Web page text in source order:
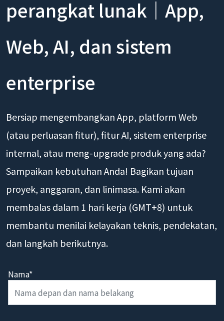
perangkat lunak｜App,
Web, AI, dan sistem
enterprise
Bersiap mengembangkan App, platform Web
(atau perluasan fitur), fitur AI, sistem enterprise
internal, atau meng-upgrade produk yang ada?
Sampaikan kebutuhan Anda! Bagikan tujuan
proyek, anggaran, dan linimasa. Kami akan
membalas dalam 1 hari kerja (GMT+8) untuk
membantu menilai kelayakan teknis, pendekatan,
dan langkah berikutnya.
Nama*